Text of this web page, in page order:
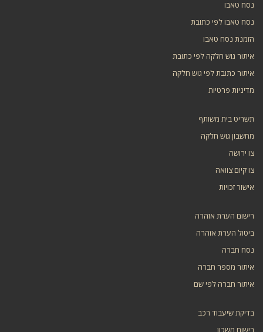
נסח טאבו
נסח טאבו לפי כתובת
הזמנת נסח טאבו
איתור גוש חלקה לפי כתובת
איתור כתובת לפי גוש חלקה
מדיניות פרטיות
תשריט בית משותף
מחשבון גוש חלקה
צו ירושה
צו קיום צוואה
אישור זכויות
רישום הערת אזהרה
ביטול הערת אזהרה
נסח חברה
איתור מספר חברה
איתור חברה לפי שם
בדיקת שיעבוד רכב
רישום משכון